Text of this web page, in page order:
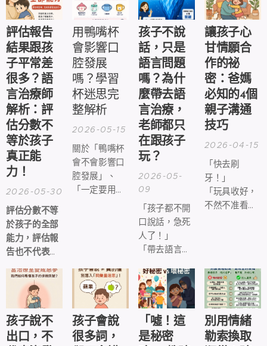
你的說話方
式。
了」。真的
嗎？
評估報告
結果跟孩
子平常差
很多？語
言治療師
解析：評
估分數不
等於孩子
真正能
力！
2026-05-30
評估分數不等
於孩子的全部
能力，評估報
告也不代表孩
展。
用鴨嘴杯
會影響口
腔發展
嗎？學習
杯迷思完
整解析
2026-05-15
關於「鴨嘴杯
會不會影響口
腔發展」、
「一定要用吸
群中經常出
現，也確實容
易讓家長感到
焦慮。
孩子不說
話，只是
語言問題
嗎？為什
麼帶去語
言治療，
老師都只
在跟孩子
玩？
2026-05-
09
「孩子都不開
口說話，急死
人了！」
「帶去語言治
一直在跟他玩
遊戲？」
讓孩子心
甘情願合
作的祕
密：爸媽
必知的4個
親子溝通
技巧
2026-04-15
「快去刷
牙！」
「玩具收好，
不然不准看電
孩子說不
出口，不
孩子會說
很多詞，
「噓！這
是秘密
別用情緒
勒索換取